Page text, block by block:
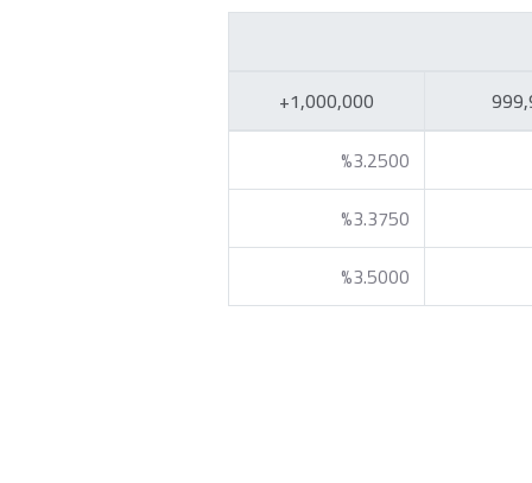
1,000,000+
%3.2500
%3.3750
%3.5000